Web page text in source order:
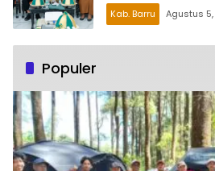
Kab. Barru Agustus
Populer